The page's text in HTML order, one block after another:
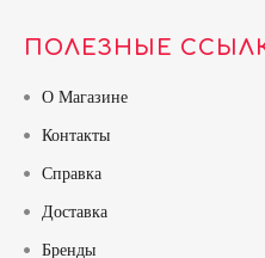
ПОЛЕЗНЫЕ
О Магазине
Контакты
Справка
Доставка
Бренды